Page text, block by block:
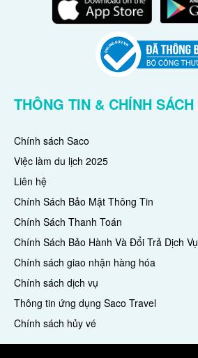
THÔNG TIN & CHÍNH SÁCH
Chính sách Saco
Việc làm du lịch 2025
Liên hệ
Chính Sách Bảo Mật Thông Tin
Chính Sách Thanh Toán
Chính Sách Bảo Hành Và Đổi Trả Dịch Vụ
Chính sách giao nhận hàng hóa
Chính sách dịch vụ
Thông tin ứng dụng Saco Travel
Chính sách hủy vé